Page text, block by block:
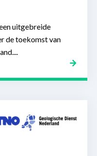
uitgebreide
de toekomst van